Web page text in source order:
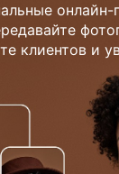
онлайн-
клиентов и